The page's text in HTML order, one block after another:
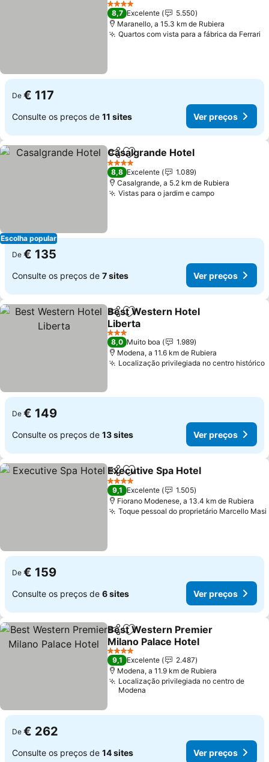
4 Estrelas
8,7 Excelente
5.550
Maranello, a 15.3 km de Rubiera
Quartos com vista para a fábrica da Ferrari
De € 117
Consulte os preços de 11 sites Ver preços
Escolha popular
PartilharAdicionar aos favoritos
Casalgrande Hotel
4 Estrelas
8,8 Excelente
1.089
Casalgrande, a 5.2 km de Rubiera
Vistas para o jardim e campo
De € 135
Consulte os preços de 7 sites Ver preços
PartilharAdicionar aos favoritos
Best Western Hotel
Liberta
3 Estrelas
8,0 Muito boa
1.989
Modena, a 11.6 km de Rubiera
Localização privilegiada no centro histórico
De € 149
Consulte os preços de 13 sites Ver preços
PartilharAdicionar aos favoritos
Executive Spa Hotel
4 Estrelas
9,1 Excelente
1.505
Fiorano Modenese, a 13.4 km de Rubiera
Toque pessoal do proprietário Marcello Masi
De € 159
Consulte os preços de 6 sites Ver preços
PartilharAdicionar aos favoritos
Best Western Premier
Milano Palace Hotel
4 Estrelas
9,1 Excelente
2.487
Modena, a 11.9 km de Rubiera
Localização privilegiada no centro de
Modena
De € 262
Consulte os preços de 14 sites Ver preços